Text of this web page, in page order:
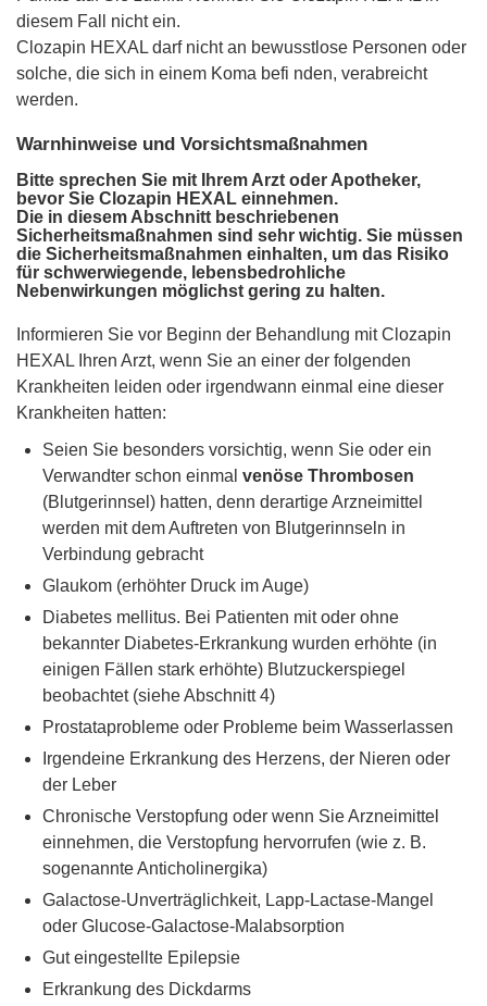
diesem Fall nicht ein.
Clozapin HEXAL darf nicht an bewusstlose Personen oder
solche, die sich in einem Koma befi nden, verabreicht
werden.
Warnhinweise und Vorsichtsmaßnahmen
Bitte sprechen Sie mit Ihrem Arzt oder Apotheker,
bevor Sie Clozapin HEXAL einnehmen.
Die in diesem Abschnitt beschriebenen
Sicherheitsmaßnahmen sind sehr wichtig. Sie müssen
die Sicherheitsmaßnahmen einhalten, um das Risiko
für schwerwiegende, lebensbedrohliche
Nebenwirkungen möglichst gering zu halten.
Informieren Sie vor Beginn der Behandlung mit Clozapin
HEXAL Ihren Arzt, wenn Sie an einer der folgenden
Krankheiten leiden oder irgendwann einmal eine dieser
Krankheiten hatten:
Seien Sie besonders vorsichtig, wenn Sie oder ein
Verwandter schon einmal venöse Thrombosen
(Blutgerinnsel) hatten, denn derartige Arzneimittel
werden mit dem Auftreten von Blutgerinnseln in
Verbindung gebracht
Glaukom (erhöhter Druck im Auge)
Diabetes mellitus. Bei Patienten mit oder ohne
bekannter Diabetes-Erkrankung wurden erhöhte (in
einigen Fällen stark erhöhte) Blutzuckerspiegel
beobachtet (siehe Abschnitt 4)
Prostataprobleme oder Probleme beim Wasserlassen
Irgendeine Erkrankung des Herzens, der Nieren oder
der Leber
Chronische Verstopfung oder wenn Sie Arzneimittel
einnehmen, die Verstopfung hervorrufen (wie z. B.
sogenannte Anticholinergika)
Galactose-Unverträglichkeit, Lapp-Lactase-Mangel
oder Glucose-Galactose-Malabsorption
Gut eingestellte Epilepsie
Erkrankung des Dickdarms